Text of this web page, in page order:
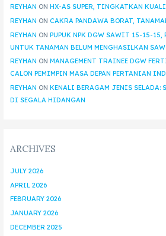
REYHAN ON HX-AS SUPER, TINGKATKAN
REYHAN ON CAKRA PANDAWA BORAT,
REYHAN ON PUPUK NPK DGW SAWIT 15-15-15,
UNTUK TANAMAN BELUM MENGHASILKAN
REYHAN ON MANAGEMENT TRAINEE DGW
CALON PEMIMPIN MASA DEPAN PERTANIAN
REYHAN ON KENALI BERAGAM JENIS SELADA:
DI SEGALA HIDANGAN
ARCHIVES
JULY 2026
APRIL 2026
FEBRUARY 2026
JANUARY 2026
DECEMBER 2025